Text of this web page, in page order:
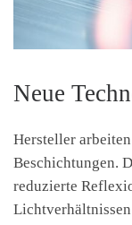
Neue
Hersteller
Beschichtungen.
reduzierte